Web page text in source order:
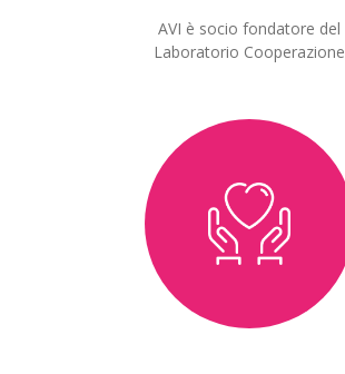
AVI è socio fondatore del
Laboratorio Cooperazione